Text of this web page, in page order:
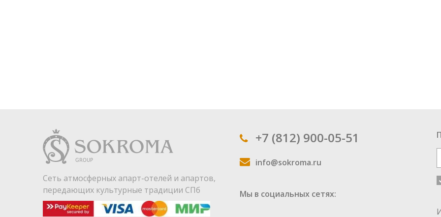
Сеть атмосферных апарт-отелей и апартов,
передающих культурные традиции СПб
+7 (812) 900-05-51
info@sokroma.ru
Мы в социальных сетях: